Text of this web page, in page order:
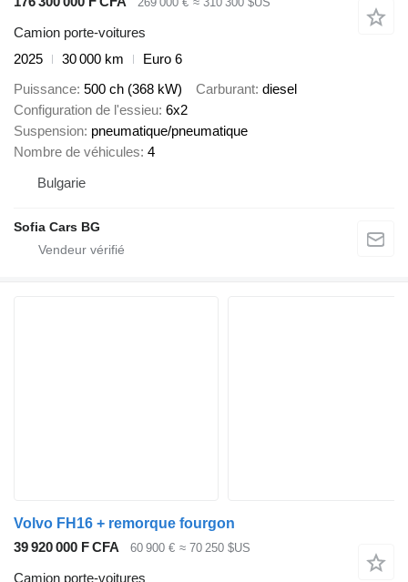
Camion porte-voitures
2025
30 000 km
Euro 6
Puissance 500 ch (368 kW) Carburant diesel
Configuration de l'essieu 6x2
Suspension pneumatique/pneumatique
Nombre de véhicules 4
Bulgarie
Sofia Cars BG
Volvo FH16 + remorque fourgon
39 920 000 F CFA
60 900 € ≈ 70 250 $US
Camion porte-voitures